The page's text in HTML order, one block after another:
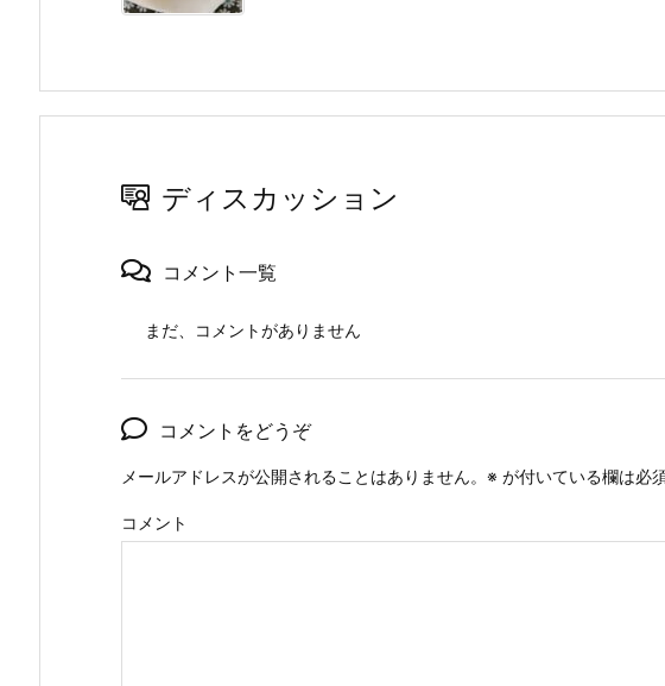
ディスカッション
コメント一覧
まだ、コメントがありません
コメントをどうぞ
メールアドレスが公開されることはありません。 ※ が付いている欄は必
コメント